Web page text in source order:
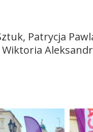
Patrycja